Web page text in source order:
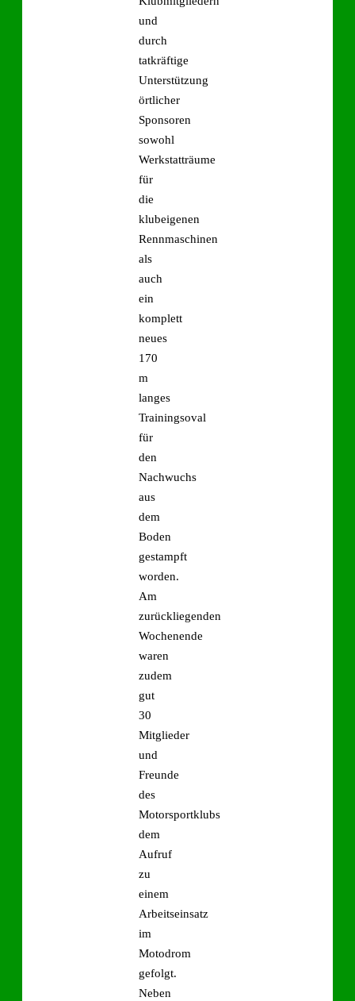
und
durch
tatkräftige
Unterstützung
örtlicher
Sponsoren
sowohl
Werkstatträume
für
die
klubeigenen
Rennmaschinen
als
auch
ein
komplett
neues
170
m
langes
Trainingsoval
für
den
Nachwuchs
aus
dem
Boden
gestampft
worden.
Am
zurückliegenden
Wochenende
waren
zudem
gut
30
Mitglieder
und
Freunde
des
Motorsportklubs
dem
Aufruf
zu
einem
Arbeitseinsatz
im
Motodrom
gefolgt.
Neben